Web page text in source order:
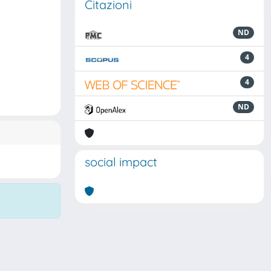
Citazioni
ND
4
4
ND
social impact